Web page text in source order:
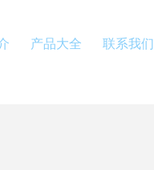
产品大全 联系我们